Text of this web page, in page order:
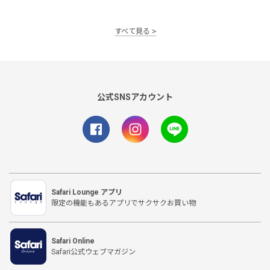
すべて見る
公式SNSアカウント
Safari Lounge アプリ
限定の機能もあるアプリでサクサクお買い物
Safari Online
Safari公式ウェブマガジン